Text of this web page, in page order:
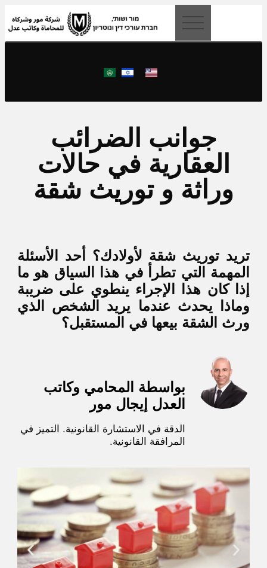
جوانب الضرائب
العقارية في حالات
وراثة و توريث شقة
تريد توريث شقة لأولادك؟ أحد الأسئلة
المهمة التي تطرأ في هذا السياق هو ما
إذا كان هذا الإجراء ينطوي على ضريبة
وماذا يحدث عندما يريد الشخص الذي
ورث الشقة بيعها في المستقبل؟
بواسطة المحامي وكاتب
العدل إيجال مور
الدقة في الاستشارة القانونية. التميز في
المرافقة القانونية.